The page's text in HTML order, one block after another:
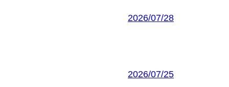
2026/07/28
2026/07/25